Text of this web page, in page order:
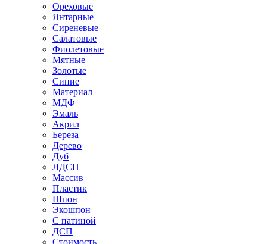
Ореховые
Янтарные
Сиреневые
Салатовые
Фиолетовые
Мятные
Золотые
Синие
Материал
МДФ
Эмаль
Акрил
Береза
Дерево
Дуб
ЛДСП
Массив
Пластик
Шпон
Экошпон
С патиной
ДСП
Стоимость